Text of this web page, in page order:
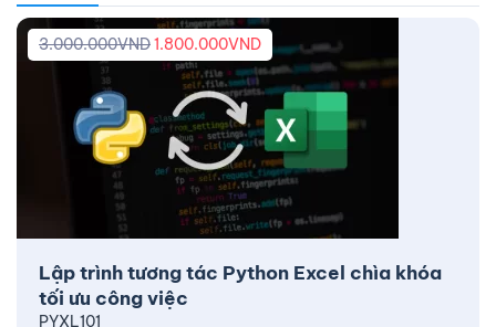
Lập trình tương tác Python Excel chìa khóa
tối ưu công việc
3.000.000VND1.800.000VND
PYXL101